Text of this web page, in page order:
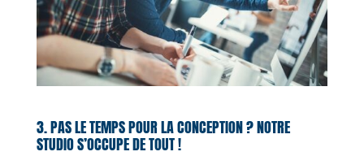
3. PAS LE TEMPS POUR LA CONCEPTION ? NOTRE
STUDIO S’OCCUPE DE TOUT !